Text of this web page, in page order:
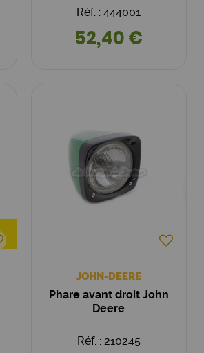
Réf. : 444001
52,40 €
JOHN-DEERE
Phare avant droit John
Deere
Réf. : 210245